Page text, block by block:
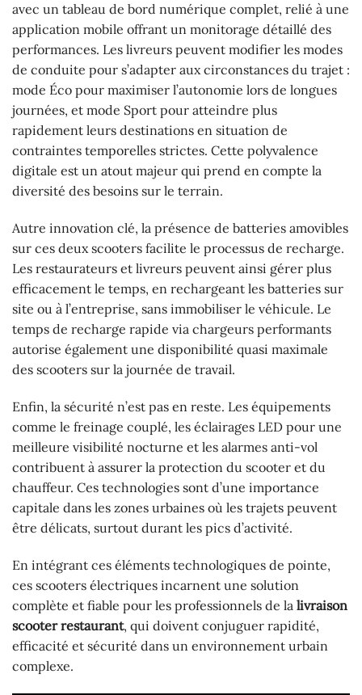
avec un tableau de bord numérique complet, relié à une
application mobile offrant un monitorage détaillé des
performances. Les livreurs peuvent modifier les modes
de conduite pour s’adapter aux circonstances du trajet :
mode Éco pour maximiser l’autonomie lors de longues
journées, et mode Sport pour atteindre plus
rapidement leurs destinations en situation de
contraintes temporelles strictes. Cette polyvalence
digitale est un atout majeur qui prend en compte la
diversité des besoins sur le terrain.
Autre innovation clé, la présence de batteries amovibles
sur ces deux scooters facilite le processus de recharge.
Les restaurateurs et livreurs peuvent ainsi gérer plus
efficacement le temps, en rechargeant les batteries sur
site ou à l’entreprise, sans immobiliser le véhicule. Le
temps de recharge rapide via chargeurs performants
autorise également une disponibilité quasi maximale
des scooters sur la journée de travail.
Enfin, la sécurité n’est pas en reste. Les équipements
comme le freinage couplé, les éclairages LED pour une
meilleure visibilité nocturne et les alarmes anti-vol
contribuent à assurer la protection du scooter et du
chauffeur. Ces technologies sont d’une importance
capitale dans les zones urbaines où les trajets peuvent
être délicats, surtout durant les pics d’activité.
En intégrant ces éléments technologiques de pointe,
ces scooters électriques incarnent une solution
complète et fiable pour les professionnels de la livraison
scooter restaurant, qui doivent conjuguer rapidité,
efficacité et sécurité dans un environnement urbain
complexe.